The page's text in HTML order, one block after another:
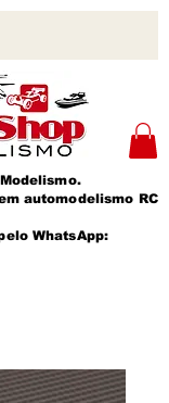
automodelismo RC
WhatsApp: